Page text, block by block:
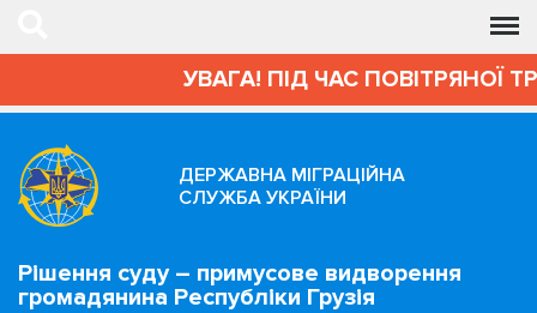
УВАГА! ПІД ЧАС ПОВІТРЯНОЇ
ДЕРЖАВНА МІГРАЦІЙНА
СЛУЖБА УКРАЇНИ
Рішення суду – примусове видворення
громадянина Республіки Грузія